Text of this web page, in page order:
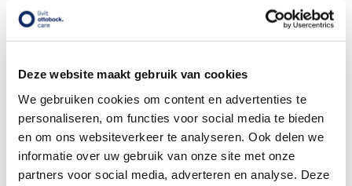
Deze website maakt gebruik van cookies
We gebruiken cookies om content en advertenties te
personaliseren, om functies voor social media te bieden
en om ons websiteverkeer te analyseren. Ook delen we
informatie over uw gebruik van onze site met onze
partners voor social media, adverteren en analyse. Deze
een aanvullende verzekering?
Betaal ik een eigen risico?
Zijn er ook osseointegratie armprothesen in confectie- of
standaard uitvoeringen?
Is de osseointegratie armprothese mijn eigendom?
Wordt de osseointegratie armprothese geleverd onder de
bruikleen of lease regeling van uw zorgverzekering?